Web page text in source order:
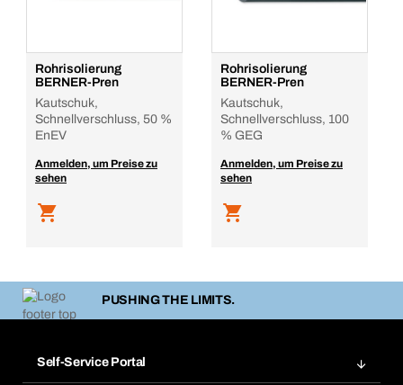
Rohrisolierung
BERNER-Pren
Kautschuk,
Schnellverschluss, 50 %
EnEV
Anmelden, um Preise zu
sehen
Rohrisolierung
BERNER-Pren
Kautschuk,
Schnellverschluss, 100
% GEG
Anmelden, um Preise zu
sehen
PUSHING THE LIMITS.
Self-Service Portal